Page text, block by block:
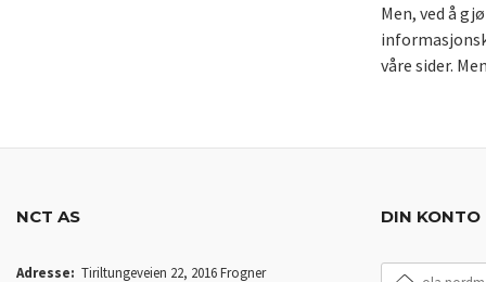
Men, ved å
våre sider.
NCT AS
Adresse: Tiriltungeveien 22, 2016 Frogner
DIN KONTO